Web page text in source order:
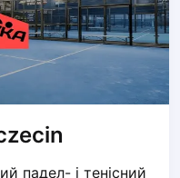
падел- і тенісний